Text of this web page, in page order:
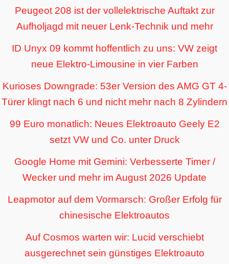
Peugeot 208 ist der vollelektrische Auftakt zur
Aufholjagd mit neuer Lenk-Technik und mehr
ID Unyx 09 kommt hoffentlich zu uns: VW zeigt
neue Elektro-Limousine in vier Farben
Kurioses Downgrade: 53er Version des AMG GT 4-
Türer klingt nach 6 und nicht mehr nach 8 Zylindern
99 Euro monatlich: Neues Elektroauto Geely E2
setzt VW und Co. unter Druck
Google Home mit Gemini: Verbesserte Timer /
Wecker und mehr im August 2026 Update
Leapmotor auf dem Vormarsch: Großer Erfolg für
chinesische Elektroautos
Auf Cosmos warten wir: Lucid verschiebt
ausgerechnet sein günstiges Elektroauto